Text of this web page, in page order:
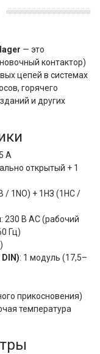
— это
контактор)
цепей в системах
горячего
и других
А
открытый + 1
/ 1NO) + 1НЗ (1НC /
: 230 В AC (рабочий
Гц)
: 1 модуль (17,5–
прикосновения)
температура